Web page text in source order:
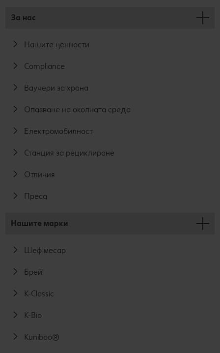
За нас
Нашите ценности
Compliance
Ваучери за храна
Опазване на околната среда
Електромобилност
Станция за рециклиране
Отличия
Преса
Нашите марки
Шеф месар
Брей!
K-Classic
K-Bio
Kuniboo®